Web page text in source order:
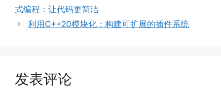
式编程：让代码更简洁
利用C++20模块化：构建可扩展的插件系统
发表评论